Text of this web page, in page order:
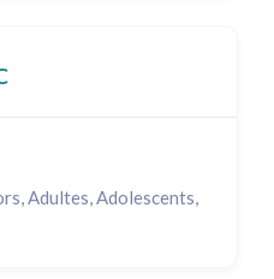
Adultes, Adolescents,